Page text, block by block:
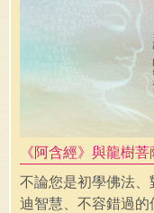
《阿含經》與龍樹
不論您是初學佛法
迪智慧、不容錯過的